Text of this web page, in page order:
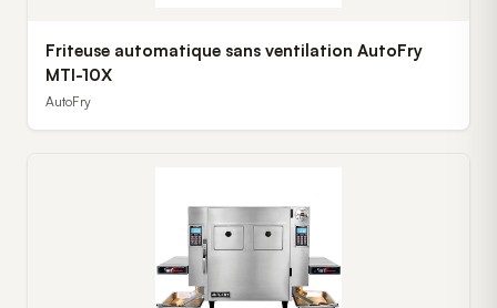
Friteuse automatique sans ventilation AutoFry
MTI-10X
AutoFry